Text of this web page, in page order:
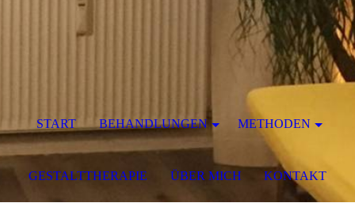
START BEHANDLUNGEN METHODEN
GESTALTTHERAPIE ÜBER MICH KONTAKT